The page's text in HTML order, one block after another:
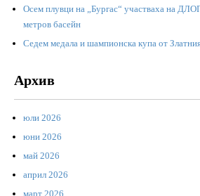
Осем плувци на „Бургас“ участваха на
метров басейн
Седем медала и шампионска купа от
Архив
юли 2026
юни 2026
май 2026
април 2026
март 2026